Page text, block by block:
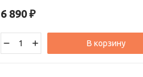
дизайнерских решений воплотило в себе
кресло Direct.
6 890 ₽
В корзину